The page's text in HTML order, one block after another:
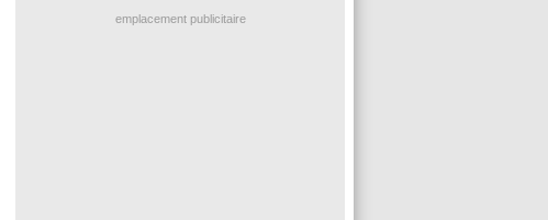
: l'étonnante rumeur Gusto
emplacement publicitaire